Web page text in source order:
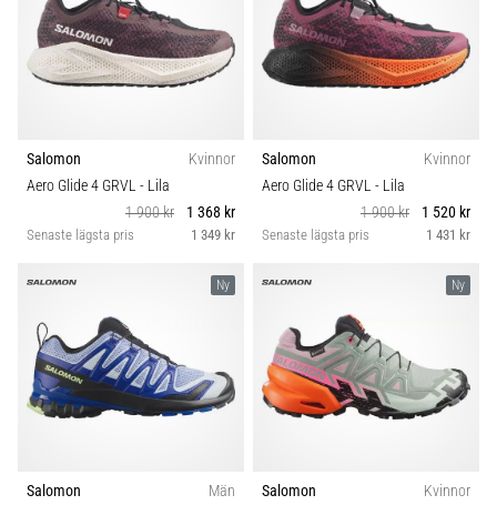
Salomon
Kvinnor
Aero Glide 4 GRVL - Lila
1 900 kr
1 368 kr
Senaste lägsta pris 1 349 kr
Salomon
Kvinnor
Aero Glide 4 GRVL - Lila
1 900 kr
1 520 kr
Senaste lägsta pris 1 431 kr
Ny
Salomon
Män
Ny
Salomon
Kvinnor